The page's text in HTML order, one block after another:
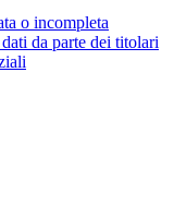
o incompleta
da parte dei titolari